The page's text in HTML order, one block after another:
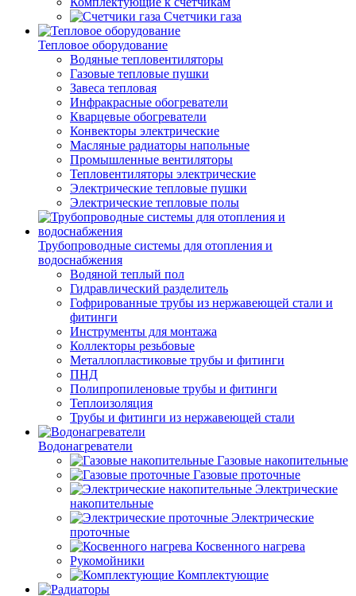
Счетчики газа
Тепловое оборудование
Водяные тепловентиляторы
Газовые тепловые пушки
Завеса тепловая
Инфракрасные обогреватели
Кварцевые обогреватели
Конвекторы электрические
Масляные радиаторы напольные
Промышленные вентиляторы
Тепловентиляторы электрические
Электрические тепловые пушки
Электрические тепловые полы
Трубопроводные системы для отопления и
водоснабжения
Водяной теплый пол
Гидравлический разделитель
Гофрированные трубы из нержавеющей стали и
фитинги
Инструменты для монтажа
Коллекторы резьбовые
Металлопластиковые трубы и фитинги
ПНД
Полипропиленовые трубы и фитинги
Теплоизоляция
Трубы и фитинги из нержавеющей стали
Водонагреватели
Газовые накопительные
Газовые проточные
Электрические
накопительные
Электрические
проточные
Косвенного нагрева
Рукомойники
Комплектующие